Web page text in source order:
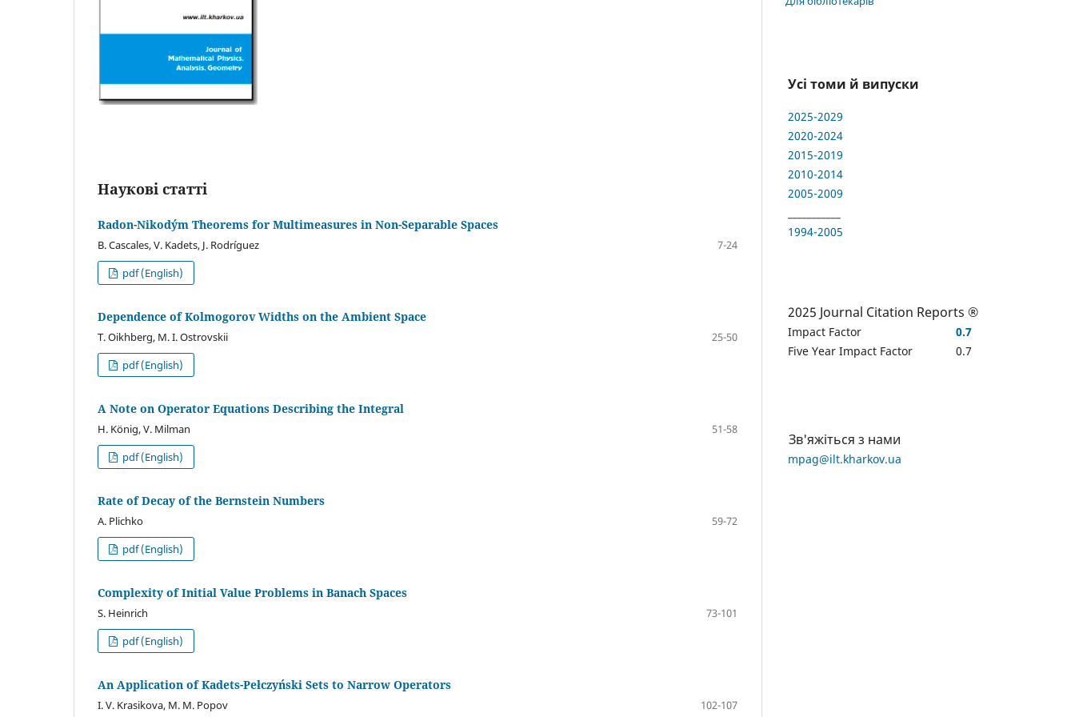
Наукові статті
Radon-Nikodým Theorems for Multimeasures in Non-Separable Spaces
B. Cascales,V. Kadets, J. Rodríguez
7-24
pdf (English)
Dependence of Kolmogorov Widths on the Ambient Space
T. Oikhberg, M. I. Ostrovskii
25-50
pdf (English)
A Note on Operator Equations Describing the Integral
H. König,V. Milman
51-58
pdf (English)
Rate of Decay of the Bernstein Numbers
A. Plichko
59-72
pdf (English)
Complexity of Initial Value Problems in Banach Spaces
S. Heinrich
73-101
pdf (English)
An Application of Kadets-Pełczyński Sets to Narrow Operators
I. V. Krasikova, M. M. Popov 102-107
Усі томи й випуски
2025-2029
2020-2024
2015-2019
2010-2014
2005-2009
1994-2005
2025 Journal Citation Reports ®
Impact Factor
0.7
Five Year Impact Factor
0.7
Зв'яжіться з нами
mpag@ilt.kharkov.ua